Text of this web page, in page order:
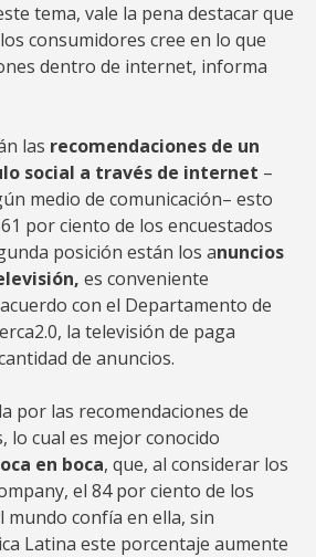
tema, vale la pena destacar que
consumidores cree en lo que
dentro de internet, informa
las recomendaciones de un
social a través de internet –
medio de comunicación– esto
por ciento de los encuestados
posición están los anuncios
es conveniente
con el Departamento de
la televisión de paga
de anuncios.
por las recomendaciones de
lo cual es mejor conocido
en boca, que, al considerar los
el 84 por ciento de los
mundo confía en ella, sin
Latina este porcentaje aumente